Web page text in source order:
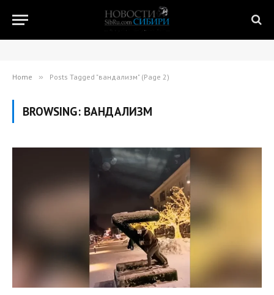
Home » Posts Tagged "вандализм" (Page 2)
BROWSING: ВАНДАЛИЗМ